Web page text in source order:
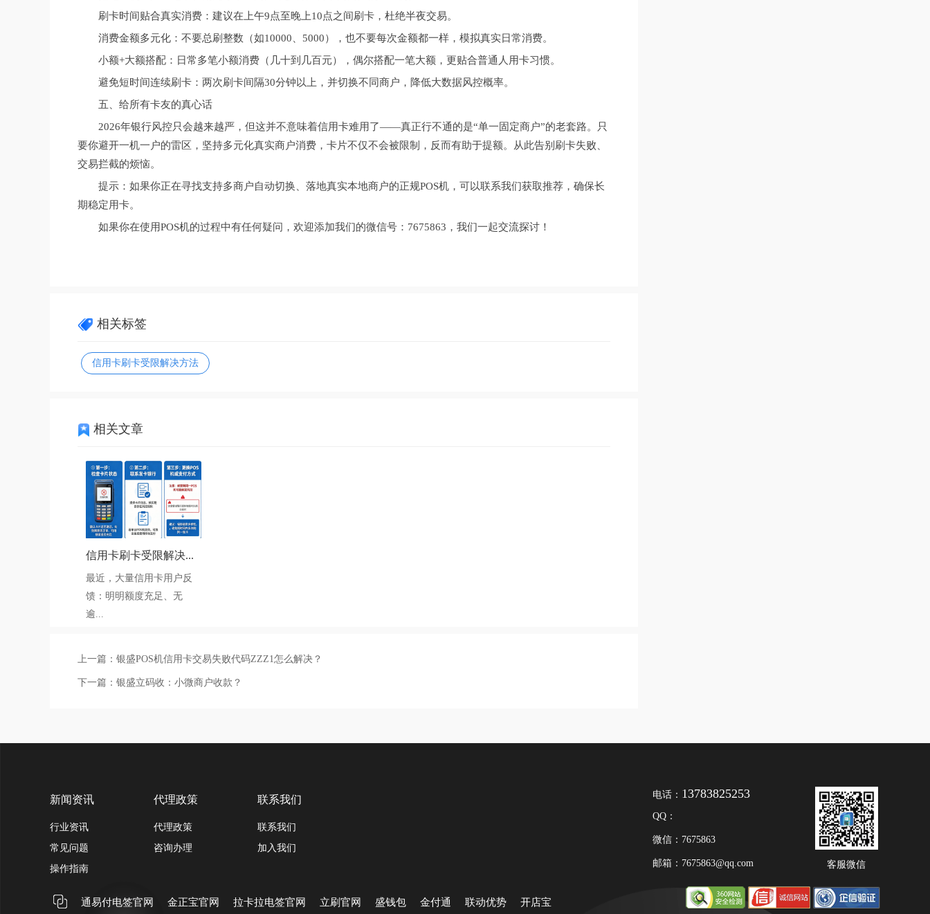
刷卡时间贴合真实消费：建议在上午9点至晚上10点之间刷卡，杜绝半夜交易。
消费金额多元化：不要总刷整数（如10000、5000），也不要每次金额都一样，模拟真实日常消费。
小额+大额搭配：日常多笔小额消费（几十到几百元），偶尔搭配一笔大额，更贴合普通人用卡习惯。
避免短时间连续刷卡：两次刷卡间隔30分钟以上，并切换不同商户，降低大数据风控概率。
五、给所有卡友的真心话
2026年银行风控只会越来越严，但这并不意味着信用卡难用了——真正行不通的是“单一固定商户”的老套路。只
要你避开一机一户的雷区，坚持多元化真实商户消费，卡片不仅不会被限制，反而有助于提额。从此告别刷卡失败、
交易拦截的烦恼。
提示：如果你正在寻找支持多商户自动切换、落地真实本地商户的正规POS机，可以联系我们获取推荐，确保长
期稳定用卡。
如果你在使用POS机的过程中有任何疑问，欢迎添加我们的微信号：7675863，我们一起交流探讨！
相关标签
信用卡刷卡受限解决方法
相关文章
信用卡刷卡受限解决...
最近，大量信用卡用户反
馈：明明额度充足、无
逾...
上一篇： 银盛POS机信用卡交易失败代码ZZZ1怎么解决？
下一篇： 银盛立码收：小微商户收款？
新闻资讯
行业资讯
常见问题
操作指南
代理政策
代理政策
咨询办理
联系我们
联系我们
加入我们
通易付电签官网 金正宝官网 拉卡拉电签官网 立刷官网 盛钱包 金付通 联动优势 开店宝
电话： 13783825253
QQ：
微信：7675863
邮箱：7675863@qq.com 客服微信